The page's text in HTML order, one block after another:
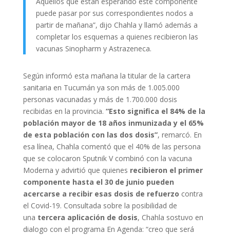
puede pasar por sus correspondientes nodos a
partir de mañana”, dijo Chahla y llamó además a
completar los esquemas a quienes recibieron las
vacunas Sinopharm y Astrazeneca.
Según informó esta mañana la titular de la cartera
sanitaria en Tucumán ya son más de 1.005.000
personas vacunadas y más de 1.700.000 dosis
recibidas en la provincia. “Esto significa el 84% de la
población mayor de 18 años inmunizada y el 65%
de esta población con las dos dosis”, remarcó. En
esa línea, Chahla comentó que el 40% de las persona
que se colocaron Sputnik V combinó con la vacuna
Moderna y advirtió que quienes recibieron el primer
componente hasta el 30 de junio pueden
acercarse a recibir esas dosis de refuerzo contra
el Covid-19. Consultada sobre la posibilidad de
una tercera aplicación de dosis, Chahla sostuvo en
dialogo con el programa En Agenda: “creo que será